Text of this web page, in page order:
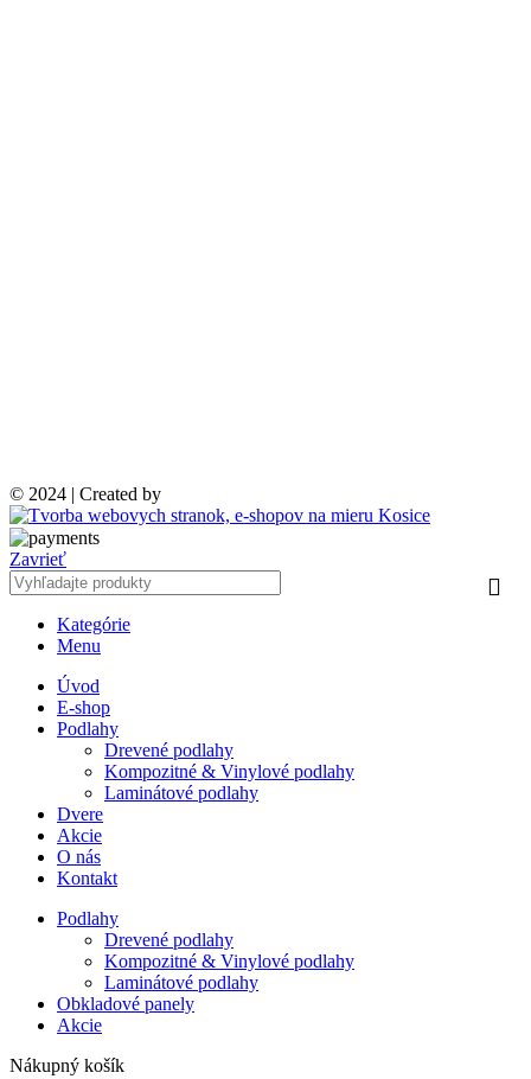
© 2024 | Created by
Zavrieť
Kategórie
Menu
Úvod
E-shop
Podlahy
Drevené podlahy
Kompozitné & Vinylové podlahy
Laminátové podlahy
Dvere
Akcie
O nás
Kontakt
Podlahy
Drevené podlahy
Kompozitné & Vinylové podlahy
Laminátové podlahy
Obkladové panely
Akcie
Nákupný košík